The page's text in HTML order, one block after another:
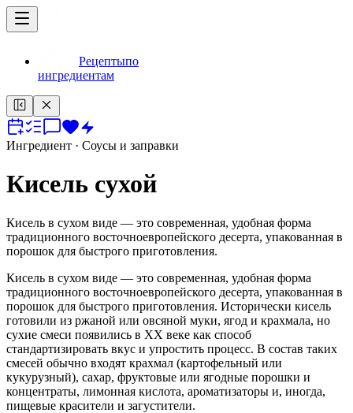
Рецептыпо
ингредиентам
Ингредиент · Соусы и заправки
Кисель сухой
Кисель в сухом виде — это современная, удобная форма
традиционного восточноевропейского десерта, упакованная в
порошок для быстрого приготовления.
Кисель в сухом виде — это современная, удобная форма
традиционного восточноевропейского десерта, упакованная в
порошок для быстрого приготовления. Исторически кисель
готовили из ржаной или овсяной муки, ягод и крахмала, но
сухие смеси появились в XX веке как способ
стандартизировать вкус и упростить процесс. В состав таких
смесей обычно входят крахмал (картофельный или
кукурузный), сахар, фруктовые или ягодные порошки и
концентраты, лимонная кислота, ароматизаторы и, иногда,
пищевые красители и загустители.